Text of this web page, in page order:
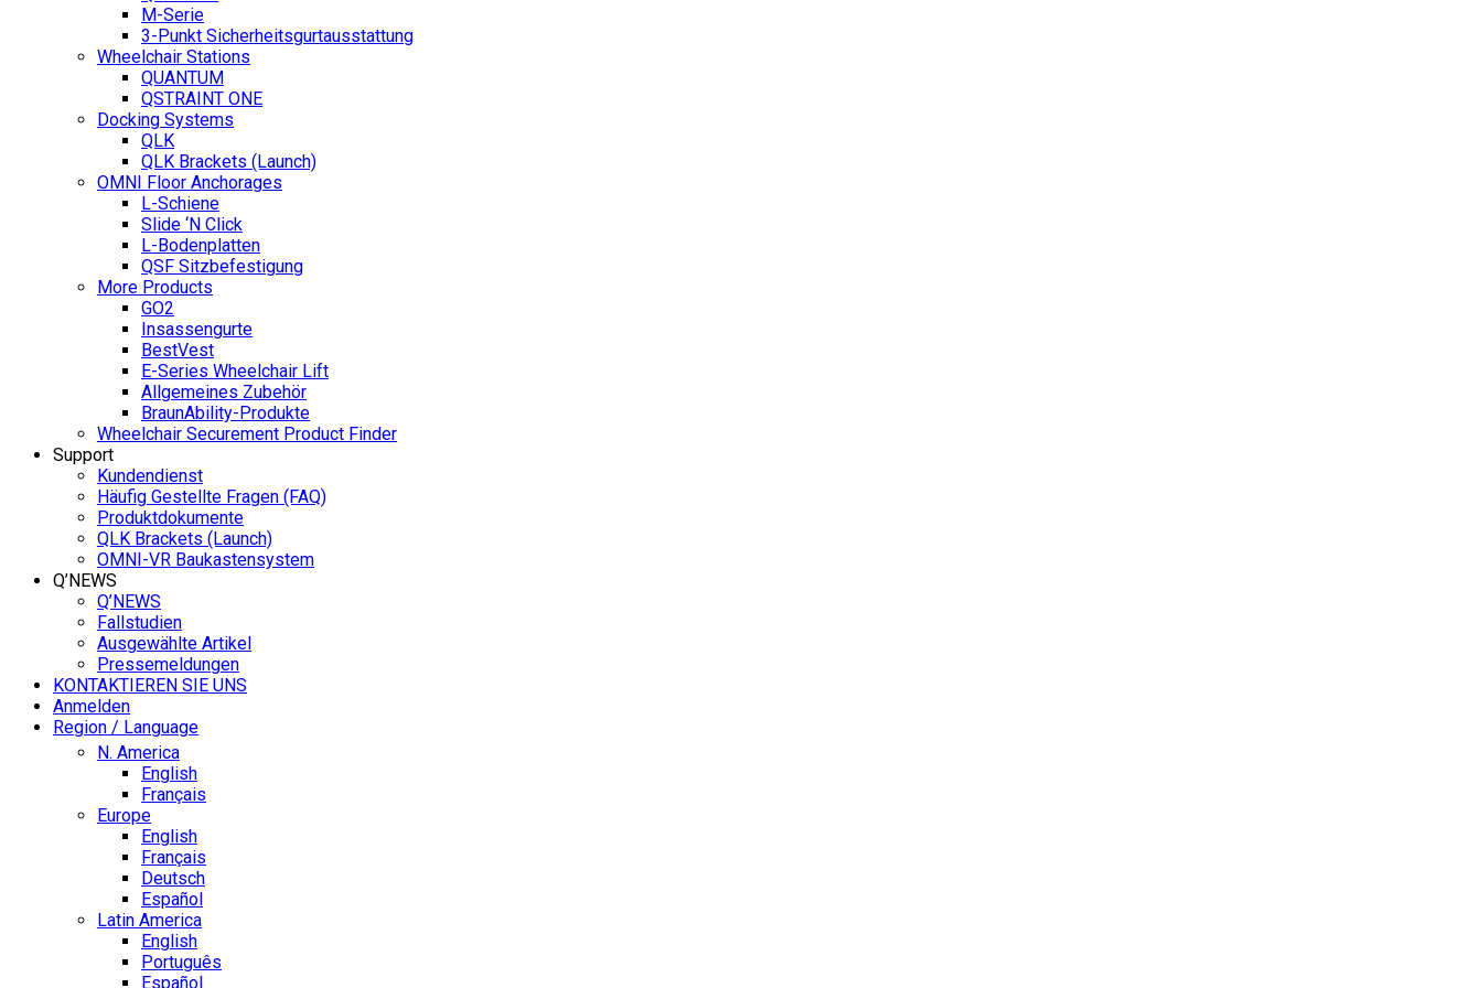
M-Serie
3-Punkt Sicherheitsgurtausstattung
Wheelchair Stations
QUANTUM
QSTRAINT ONE
Docking Systems
QLK
QLK Brackets (Launch)
OMNI Floor Anchorages
L-Schiene
Slide ‘N Click
L-Bodenplatten
QSF Sitzbefestigung
More Products
GO2
Insassengurte
BestVest
E-Series Wheelchair Lift
Allgemeines Zubehör
BraunAbility-Produkte
Wheelchair Securement Product Finder
Support
Kundendienst
Häufig Gestellte Fragen (FAQ)
Produktdokumente
QLK Brackets (Launch)
OMNI-VR Baukastensystem
Q’NEWS
Q’NEWS
Fallstudien
Ausgewählte Artikel
Pressemeldungen
KONTAKTIEREN SIE UNS
Anmelden
Region / Language
N. America
English
Français
Europe
English
Français
Deutsch
Español
Latin America
English
Português
Español